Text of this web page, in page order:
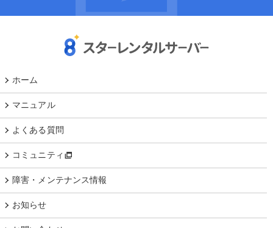
ホーム
マニュアル
よくある質問
コミュニティ
障害・メンテナンス情報
お知らせ